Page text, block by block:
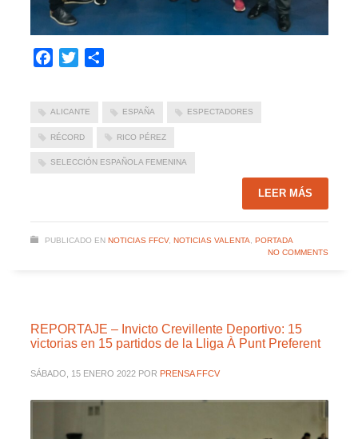
Facebook
Twitter
ALICANTE ESPAÑA ESPECTADORES
RÉCORD RICO PÉREZ
SELECCIÓN ESPAÑOLA FEMENINA
LEER MÁS
PUBLICADO EN NOTICIAS FFCV, NOTICIAS VALENTA
PORTADA
NO COMMENTS
REPORTAJE – Invicto Crevillente Deportivo: 15
victorias en 15 partidos de la Lliga À Punt Preferent
SÁBADO, 15 ENERO 2022 POR PRENSA FFCV